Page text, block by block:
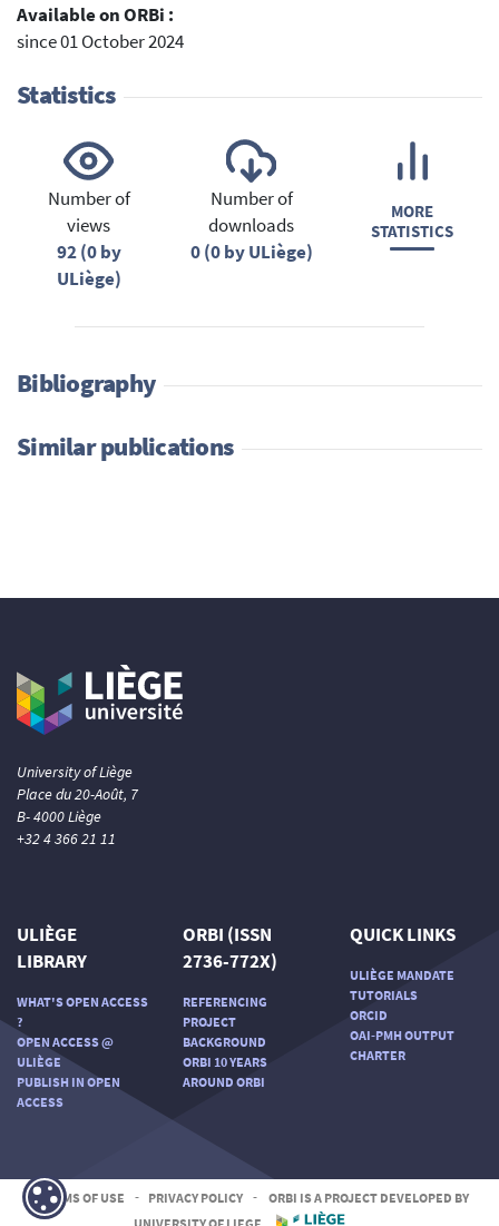
Available on ORBi :
since 01 October 2024
Statistics
Number of
views
92 (0 by
ULiège)
Number of
downloads
0 (0 by ULiège)
MORE
STATISTICS
Bibliography
Similar publications
University of Liège
Place du 20-Août, 7
B- 4000 Liège
+32 4 366 21 11
ULIÈGE
LIBRARY
WHAT'S OPEN ACCESS
?
OPEN ACCESS @
ULIÈGE
PUBLISH IN OPEN
ACCESS
ORBI (ISSN
2736-772X)
REFERENCING
PROJECT
BACKGROUND
ORBI 10 YEARS
AROUND ORBI
QUICK LINKS
ULIÈGE MANDATE
TUTORIALS
ORCID
OAI-PMH OUTPUT
CHARTER
TERMS OF USE - PRIVACY POLICY -
ORBI IS A PROJECT DEVELOPED BY